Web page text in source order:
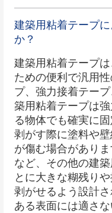
建築用粘着テープ
か？
建築用粘着テープ
ための便利で汎用
プ、強力接着テー
築用粘着テープは
る物体でも確実に
剥がす際に塗料や
が傷む場合があり
など、その他の建
とに大きな糊残り
剥がせるよう設計
ある表面には適さ